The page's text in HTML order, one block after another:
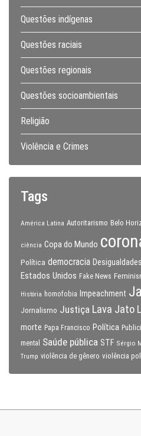
Questões indígenas
Questões raciais
Questões regionais
Questões socioambientais
Religião
Violência e Crimes
Tags
América Latina Autoritarismo Belo
ciência Copa do Mundo
Política democracia Desigualdades
Estados Unidos Fake News
História homofobia Impeachment
Jornalismo Justiça Lava Jato
morte Papa Francisco Política
mental
Saúde pública STF Sérgio
Trump violência de gênero violência